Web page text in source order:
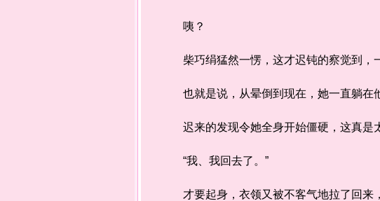
咦？
柴巧绢猛然一愣，这才迟钝的察觉到，一
也就是说，从晕倒到现在，她一直躺在他
迟来的发现令她全身开始僵硬，这真是太
“我、我回去了。”
才要起身，衣领又被不客气地拉了回来